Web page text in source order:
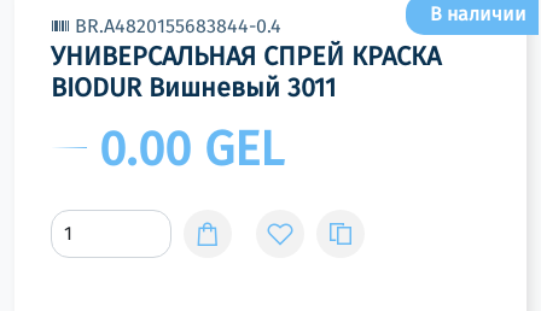
BR.A4820155683844-0.4
В наличии
УНИВЕРСАЛЬНАЯ СПРЕЙ КРАСКА
BIODUR Вишневый 3011
0.00 GEL